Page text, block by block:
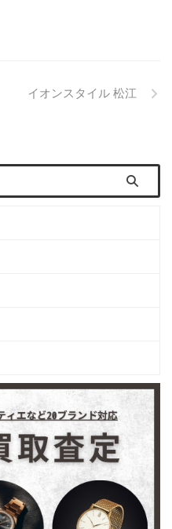
イオンスタイル 松江